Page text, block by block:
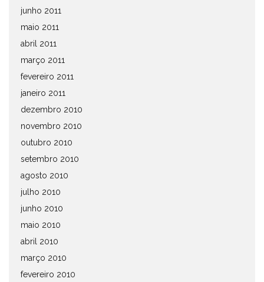
junho 2011
maio 2011
abril 2011
março 2011
fevereiro 2011
janeiro 2011
dezembro 2010
novembro 2010
outubro 2010
setembro 2010
agosto 2010
julho 2010
junho 2010
maio 2010
abril 2010
março 2010
fevereiro 2010